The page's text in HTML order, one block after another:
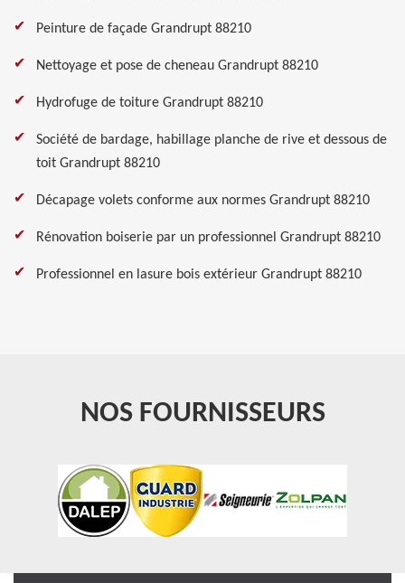
Peinture de façade Grandrupt 88210
Nettoyage et pose de cheneau Grandrupt 88210
Hydrofuge de toiture Grandrupt 88210
Société de bardage, habillage planche de rive et dessous de
toit Grandrupt 88210
Décapage volets conforme aux normes Grandrupt 88210
Rénovation boiserie par un professionnel Grandrupt 88210
Professionnel en lasure bois extérieur Grandrupt 88210
NOS FOURNISSEURS